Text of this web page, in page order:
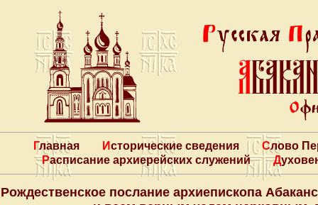
Главная Исторические сведения
Слово
Расписание архиерейских служений
Рождественское послание архиепископа